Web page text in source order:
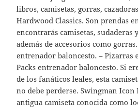
libros, camisetas, gorras,
Hardwood Classics. Son prendas
encontrarás camisetas, sudaderas
además de accesorios como
entrenador baloncesto. – Pizarras
Packs entrenador baloncesto. Si
de los fanáticos leales, esta
no debe perderse. Swingman Icon
antigua camiseta conocida como